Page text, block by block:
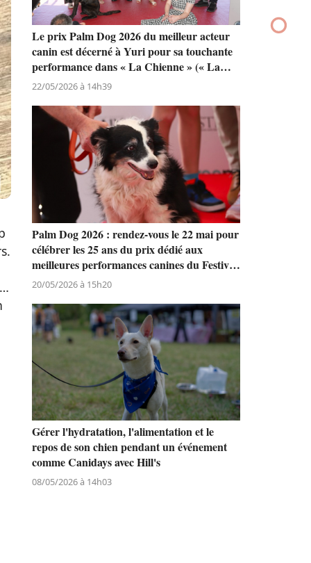
Le prix Palm Dog 2026 du meilleur acteur
canin est décerné à Yuri pour sa touchante
performance dans « La Chienne » (« La
Perra ») de Dominga Sotomayor
22/05/2026 à 14h39
Palm Dog 2026 : rendez-vous le 22 mai pour
célébrer les 25 ans du prix dédié aux
meilleures performances canines du Festival
de Cannes
20/05/2026 à 15h20
Gérer l'hydratation, l'alimentation et le
repos de son chien pendant un événement
comme Canidays avec Hill's
08/05/2026 à 14h03